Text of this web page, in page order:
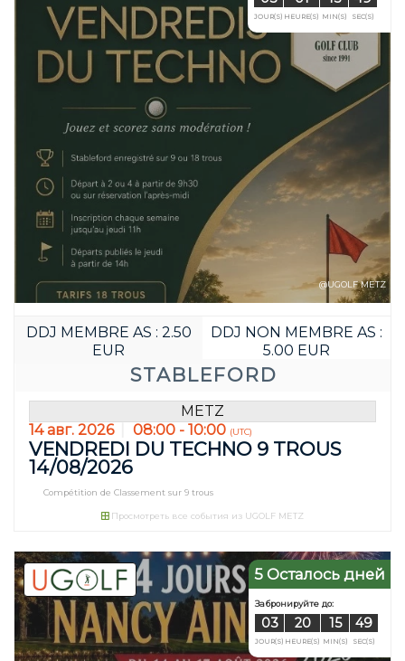
Забронируйте
03 01
JOUR(S) HEURE(S)
STABLEFORD
DDJ MEMBRE AS : 2.50
EUR
DDJ NON MEMBRE AS :
5.00 EUR
@UGOLF METZ
METZ
14 авг. 2026
08:00 - 10:00 (UTC)
VENDREDI DU TECHNO 9 TROUS
14/08/2026
Compétition de Classement sur 9 trous
Просмотреть все события из UGOLF METZ
5 Осталось дней